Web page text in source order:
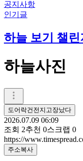
공지사항
인기글
하늘 보기 챌린
하늘사진
도어락건전지고장났다
2026.07.09 06:09
조회 2추천 0스크랩 0
https://
주소복사